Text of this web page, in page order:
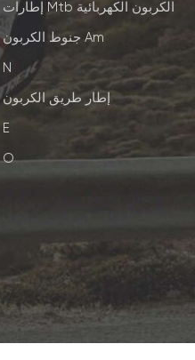
إطارات Mtb الكربون الكهربائية
جنوط الكربون Am
N
إطار طريق الكربون
E
O